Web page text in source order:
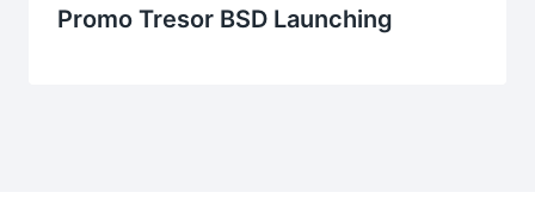
Promo Tresor BSD Launching